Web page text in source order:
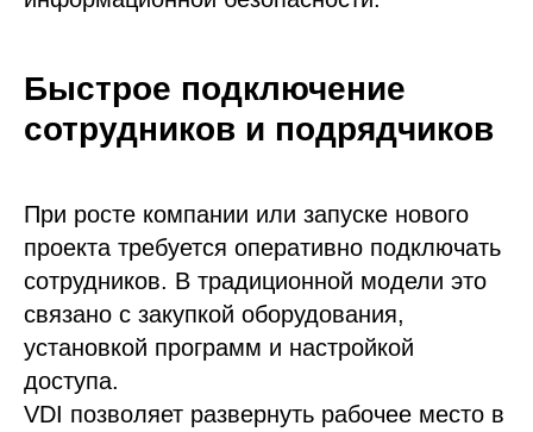
Быстрое подключение
сотрудников и подрядчиков
При росте компании или запуске нового
проекта требуется оперативно подключать
сотрудников. В традиционной модели это
связано с закупкой оборудования,
установкой программ и настройкой
доступа.
VDI позволяет развернуть рабочее место в